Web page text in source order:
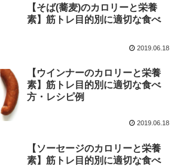
【そば(蕎麦)のカロリーと栄養
素】筋トレ目的別に適切な食べ
2019.06.18
【ウインナーのカロリーと栄養
素】筋トレ目的別に適切な食べ
方・レシピ例
2019.06.18
【ソーセージのカロリーと栄養
素】筋トレ目的別に適切な食べ